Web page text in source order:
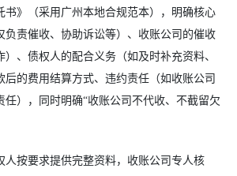
书》（采用广州本地合规范本），明确核心
负责催收、协助诉讼等）、收账公司的催收
、债权人的配合义务（如及时补充资料、
后的费用结算方式、违约责任（如收账公司
任），同时明确“收账公司不代收、不截留欠
人按要求提供完整资料，收账公司专人核